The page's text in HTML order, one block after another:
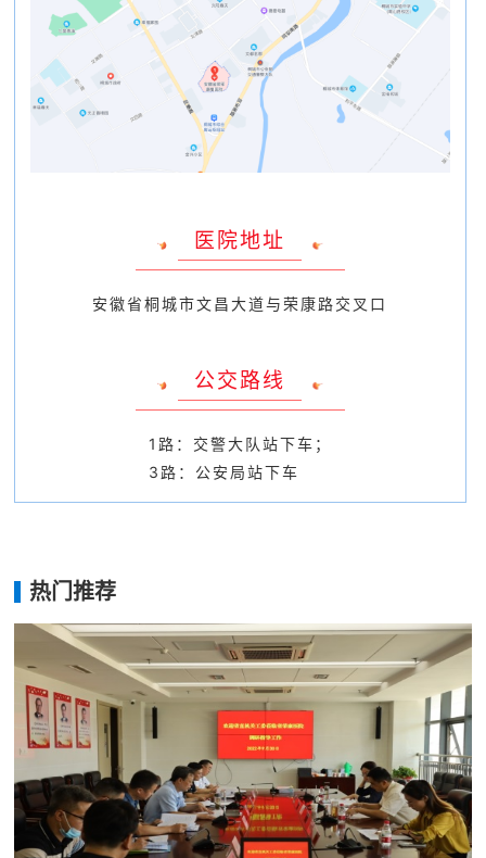
医院地址
安徽省桐城市文昌大道与荣康路交叉口
公交路线
1路：交警大队站下车；
3路：公安局站下车
热门推荐